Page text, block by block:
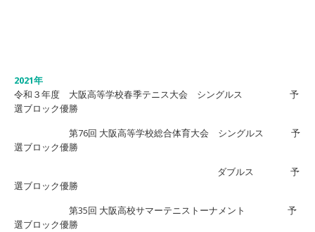
2021年
令和３年度 大阪高等学校春季テニス大会 シングルス 予
選ブロック優勝
第76回 大阪高等学校総合体育大会 シングルス 予
選ブロック優勝
ダブルス 予
選ブロック優勝
第35回 大阪高校サマーテニストーナメント 予
選ブロック優勝